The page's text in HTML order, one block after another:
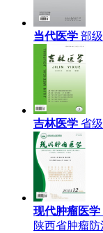
当代医学 部
吉林医学 省
现代肿瘤医学
陕西省肿瘤